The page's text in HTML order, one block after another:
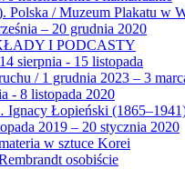
Polska / Muzeum Plakatu w
– 20 grudnia 2020
I PODCASTY
sierpnia - 15 listopada
/ 1 grudnia 2023 – 3
- 8 listopada 2020
Ignacy Łopieński
2019 – 20 stycznia 2020
w sztuce Korei
osobiście